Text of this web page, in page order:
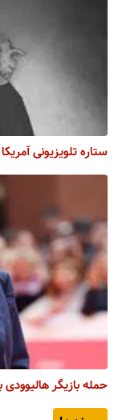
ستاره تلویزیونی
حمله بازیگر